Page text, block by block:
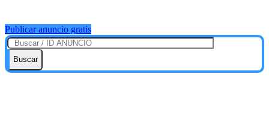
Publicar anuncio gratis
Buscar